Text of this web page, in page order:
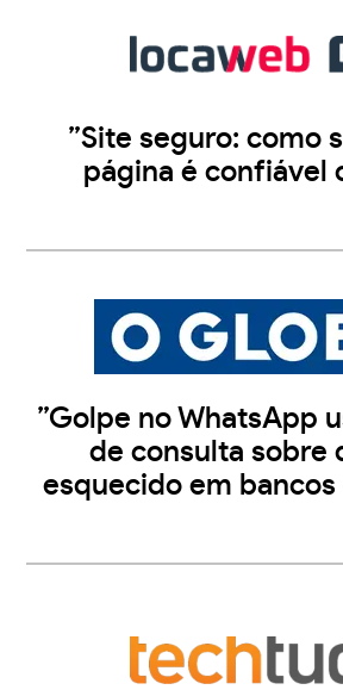
”Site seguro: como
página é confiável
”Golpe no WhatsApp
de consulta sobre
esquecido em bancos